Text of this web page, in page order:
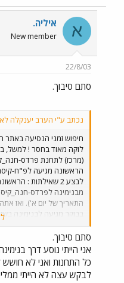
א איליה.
New member
22/8/03
סתם סיבוך.
נכתב ע"י הערב יענקלה
חיפוש זמני הנסיעה באתר
לוקה מאוד בחסר ! למשל,
לבצע 2 שאילתות :
מבנימינה לפרדס-
דקות. כך שאפילו תוכל
לפרדס-חנה, שכן ביום א'
מהתחנה המרכזית של באר
סתם סיבוך.
אני הייתי נוסע דרך
כל התחנות ואני לא
לבקש עצה לא הייתי